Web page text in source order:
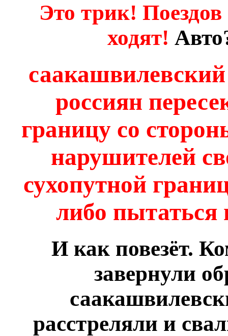
Это трик!
ходят!
россиян
границу со
нарушителей
сухопутной
либо пытаться
И как повезёт.
завернули
расстреляли и